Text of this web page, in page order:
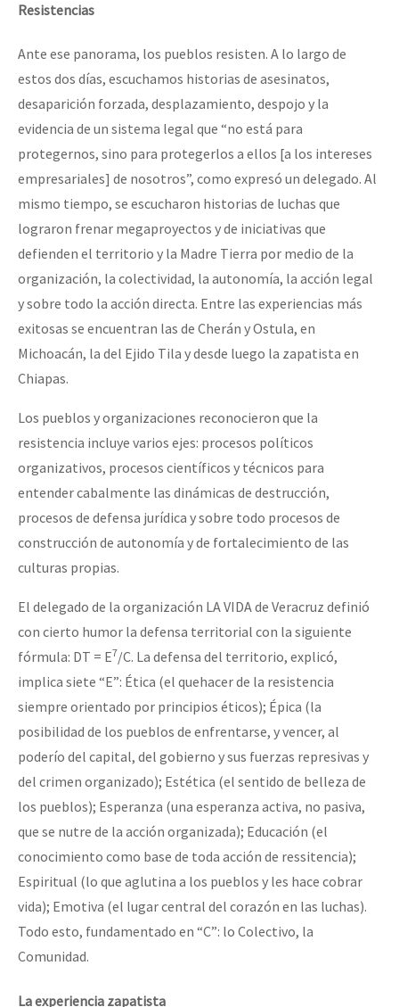
Resistencias
Ante ese panorama, los pueblos resisten. A lo largo de
estos dos días, escuchamos historias de asesinatos,
desaparición forzada, desplazamiento, despojo y la
evidencia de un sistema legal que “no está para
protegernos, sino para protegerlos a ellos [a los intereses
empresariales] de nosotros”, como expresó un delegado. Al
mismo tiempo, se escucharon historias de luchas que
lograron frenar megaproyectos y de iniciativas que
defienden el territorio y la Madre Tierra por medio de la
organización, la colectividad, la autonomía, la acción legal
y sobre todo la acción directa. Entre las experiencias más
exitosas se encuentran las de Cherán y Ostula, en
Michoacán, la del Ejido Tila y desde luego la zapatista en
Chiapas.
Los pueblos y organizaciones reconocieron que la
resistencia incluye varios ejes: procesos políticos
organizativos, procesos científicos y técnicos para
entender cabalmente las dinámicas de destrucción,
procesos de defensa jurídica y sobre todo procesos de
construcción de autonomía y de fortalecimiento de las
culturas propias.
El delegado de la organización LA VIDA de Veracruz definió
con cierto humor la defensa territorial con la siguiente
fórmula: DT = E7/C. La defensa del territorio, explicó,
implica siete “E”: Ética (el quehacer de la resistencia
siempre orientado por principios éticos); Épica (la
posibilidad de los pueblos de enfrentarse, y vencer, al
poderío del capital, del gobierno y sus fuerzas represivas y
del crimen organizado); Estética (el sentido de belleza de
los pueblos); Esperanza (una esperanza activa, no pasiva,
que se nutre de la acción organizada); Educación (el
conocimiento como base de toda acción de ressitencia);
Espiritual (lo que aglutina a los pueblos y les hace cobrar
vida); Emotiva (el lugar central del corazón en las luchas).
Todo esto, fundamentado en “C”: lo Colectivo, la
Comunidad.
La experiencia zapatista